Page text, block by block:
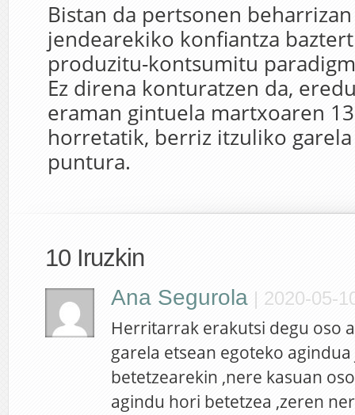
Bistan da pertsonen
jendearekiko konfiantza
produzitu-kontsumitu
Ez direna konturatzen da,
eraman gintuela martxoaren
horretatik, berriz itzuliko
puntura.
10 Iruzkin
Ana Segurola | 2020-05-
Herritarrak erakutsi degu oso
garela etsean egoteko agindua
betetzearekin ,nere kasuan
agindu hori betetzea ,zeren